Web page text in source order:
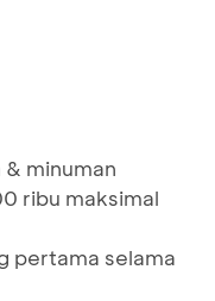
minuman
ribu maksimal
pertama selama